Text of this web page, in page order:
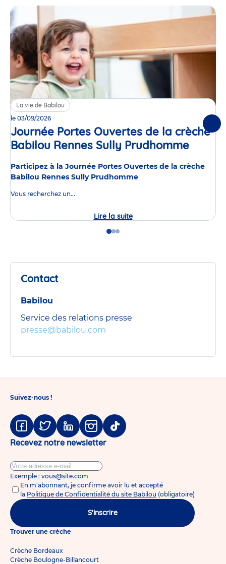
La vie de Babilou
le 03/09/2026
Journée Portes Ouvertes de la crèche
Babilou Rennes Sully Prudhomme
Participez à la Journée Portes Ouvertes de la crèche
Babilou Rennes Sully Prudhomme
Vous recherchez un...
Lire la suiteJournée
Portes
Babilou
GoGoGo
Contact
Babilou
Service des relations presse
presse@babilou.com
Suivez-nous !
Facebook
TwitterLinkedinInstagram
Tiktok
Recevez notre newsletter
Exemple : vous@site.com
En m'abonnant, je confirme avoir lu et accepté
la Politique de Confidentialité du site Babilou (obligatoire)
S'inscrire
Trouver une crèche
Crèche Bordeaux
Crèche Boulogne-Billancourt